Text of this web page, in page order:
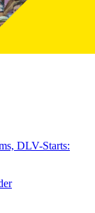
DLV-Starts: